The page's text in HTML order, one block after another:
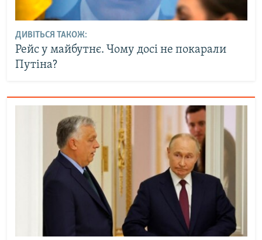
ДИВІТЬСЯ ТАКОЖ:
Рейс у майбутнє. Чому досі не покарали
Путіна?